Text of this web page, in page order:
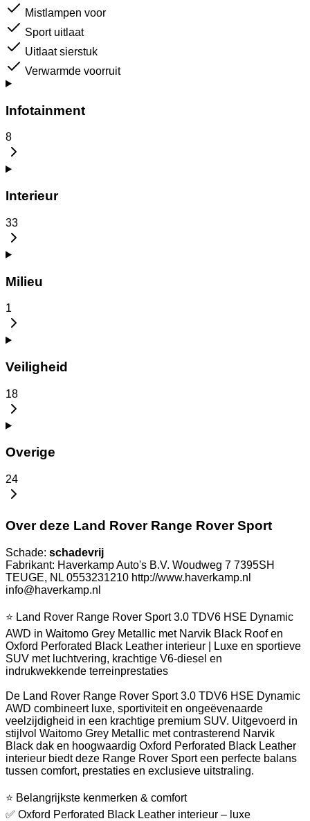
Mistlampen voor
Sport uitlaat
Uitlaat sierstuk
Verwarmde voorruit
Infotainment
8
Interieur
33
Milieu
1
Veiligheid
18
Overige
24
Over deze Land Rover Range Rover Sport
Schade: schadevrij
Fabrikant: Haverkamp Auto's B.V. Woudweg 7 7395SH
TEUGE, NL 0553231210 http://www.haverkamp.nl
info@haverkamp.nl
⭐ Land Rover Range Rover Sport 3.0 TDV6 HSE Dynamic
AWD in Waitomo Grey Metallic met Narvik Black Roof en
Oxford Perforated Black Leather interieur | Luxe en sportieve
SUV met luchtvering, krachtige V6-diesel en
indrukwekkende terreinprestaties
De Land Rover Range Rover Sport 3.0 TDV6 HSE Dynamic
AWD combineert luxe, sportiviteit en ongeëvenaarde
veelzijdigheid in een krachtige premium SUV. Uitgevoerd in
stijlvol Waitomo Grey Metallic met contrasterend Narvik
Black dak en hoogwaardig Oxford Perforated Black Leather
interieur biedt deze Range Rover Sport een perfecte balans
tussen comfort, prestaties en exclusieve uitstraling.
⭐ Belangrijkste kenmerken & comfort
✅ Oxford Perforated Black Leather interieur – luxe